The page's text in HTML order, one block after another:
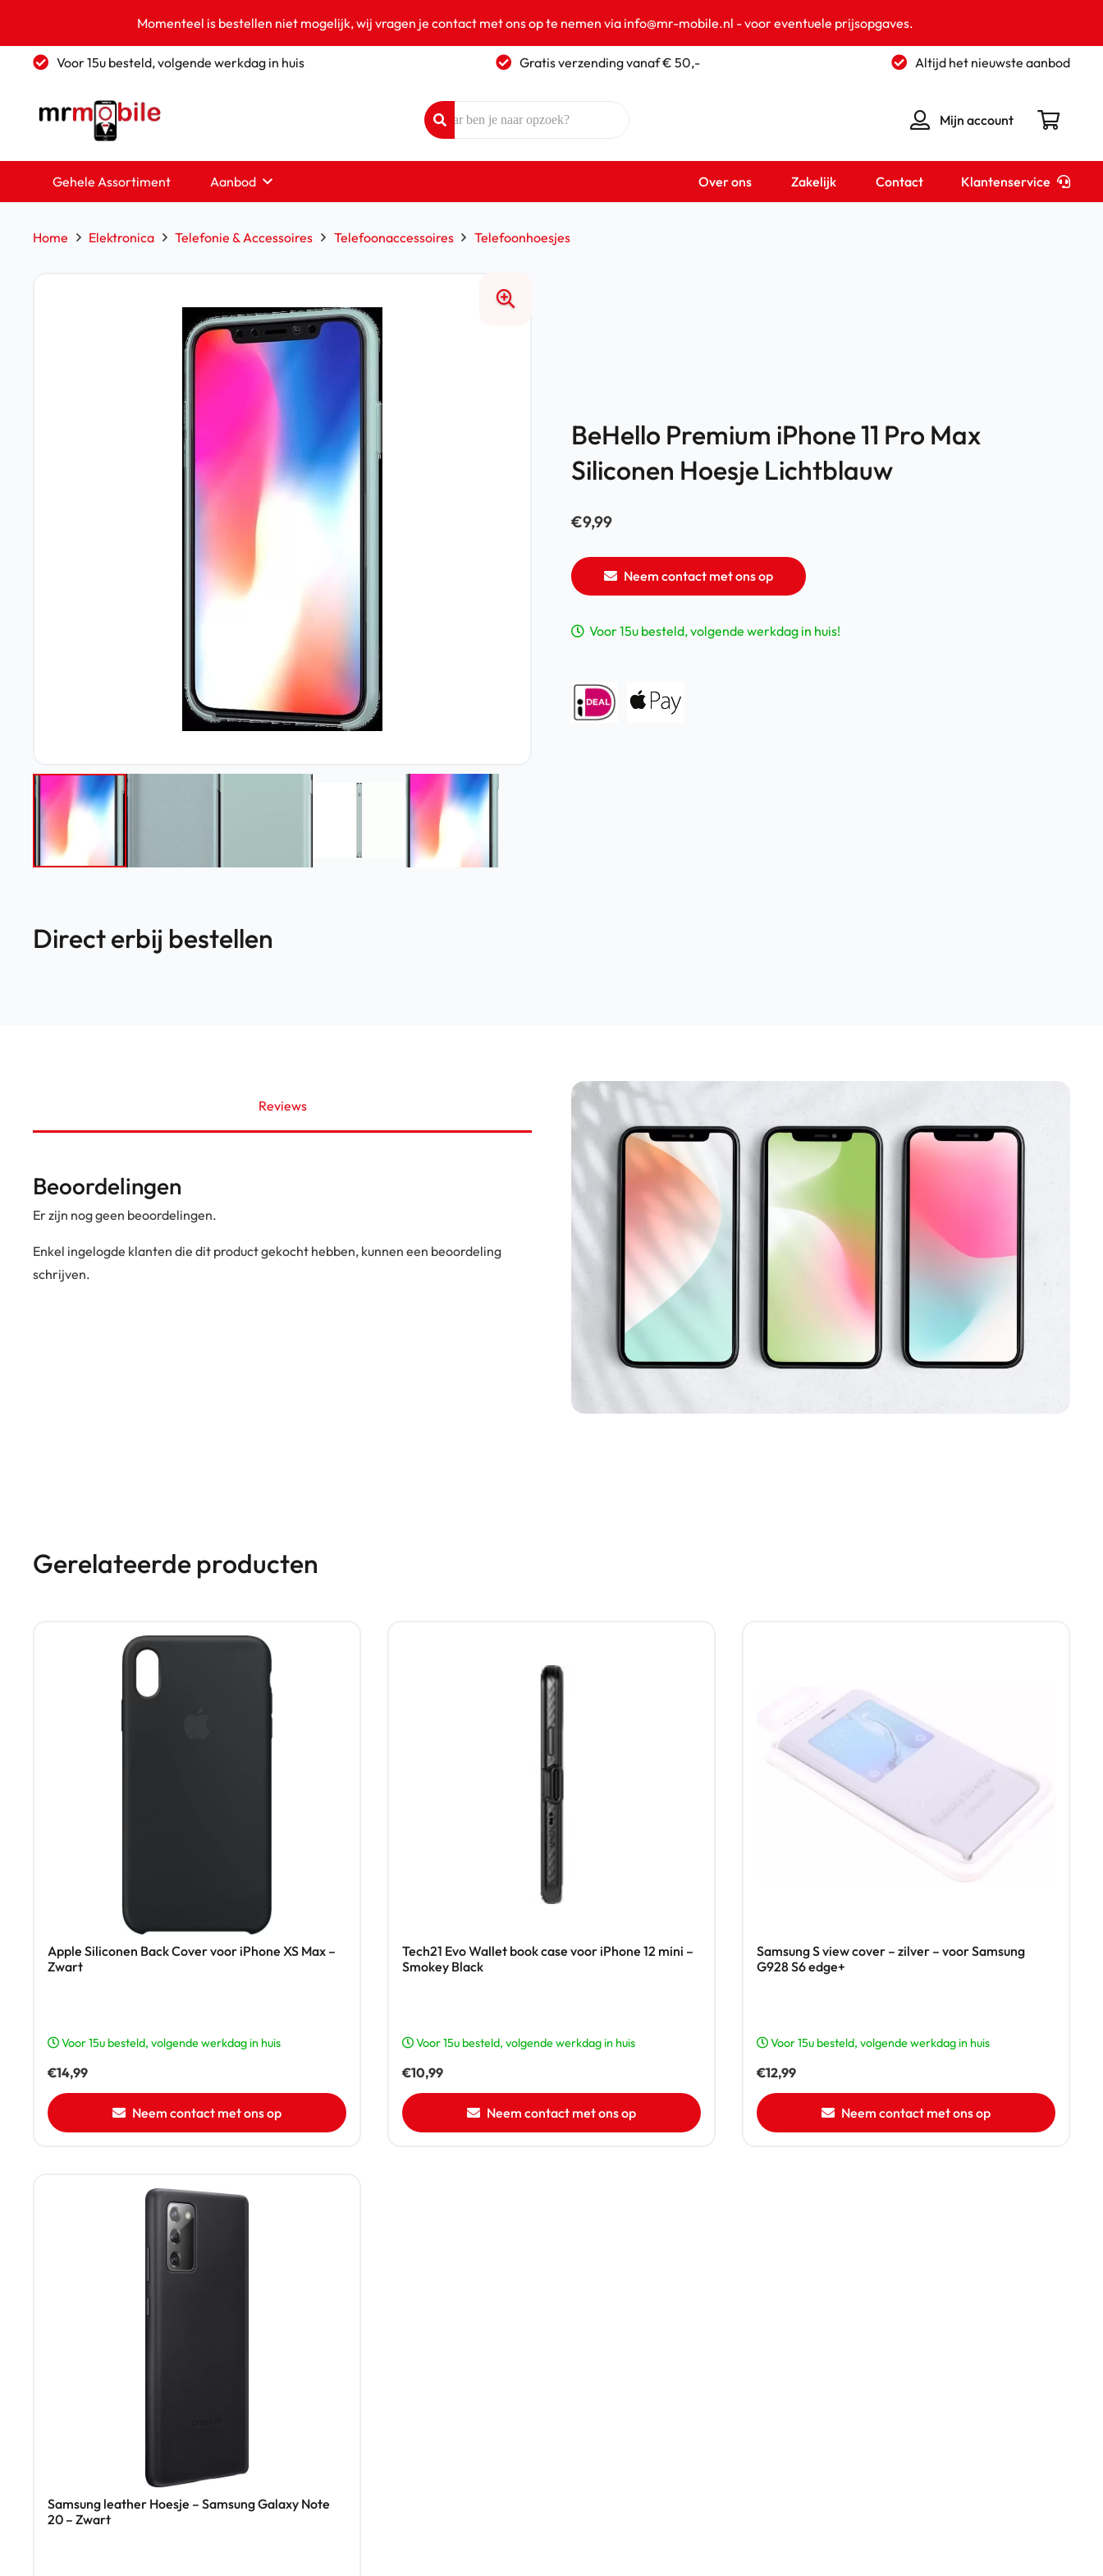
Momenteel is bestellen niet mogelijk, wij vragen je contact met ons op te nemen via info@mr-mobile.nl - voor eventuele prijsopgaves.
Voor 15u besteld, volgende werkdag in huis Gratis verzending vanaf € 50,- Altijd het nieuwste aanbod
Mijn account
Gehele Assortiment Aanbod Over ons Zakelijk Contact Klantenservice
Home Elektronica Telefonie & Accessoires Telefoonaccessoires Telefoonhoesjes
BeHello Premium iPhone 11 Pro Max
Siliconen Hoesje Lichtblauw
€9,99
Neem contact met ons op
Voor 15u besteld, volgende werkdag in huis!
Direct erbij bestellen
Reviews
Beoordelingen
Er zijn nog geen beoordelingen.
Enkel ingelogde klanten die dit product gekocht hebben, kunnen een beoordeling
schrijven.
Gerelateerde producten
Apple Siliconen Back Cover voor iPhone XS Max –
Zwart
Voor 15u besteld, volgende werkdag in huis
€14,99
Neem contact met ons op
Tech21 Evo Wallet book case voor iPhone 12 mini –
Smokey Black
Voor 15u besteld, volgende werkdag in huis
€10,99
Neem contact met ons op
Samsung S view cover – zilver – voor Samsung
G928 S6 edge+
Voor 15u besteld, volgende werkdag in huis
€12,99
Neem contact met ons op
Samsung leather Hoesje – Samsung Galaxy Note
20 – Zwart